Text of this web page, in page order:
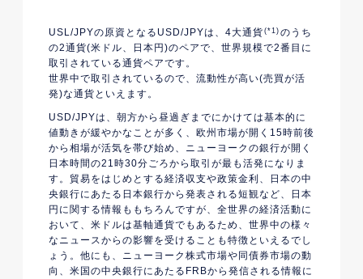
USL/JPYの原資となるUSD/JPYは、4大通貨 (*1) のうち
の2通貨(米ドル、日本円)のペアで、世界規模で2番目に
取引されている通貨ペアです。
世界中で取引されているので、流動性が高い(売買が活
発)な通貨といえます。
USD/JPYは、朝方から昼過ぎまでにかけては基本的に
値動きが緩やかなことが多く、欧州市場が開く15時前後
から相場が活気を帯び始め、ニューヨークの銀行が開く
日本時間の21時30分ごろから取引が最も活発になりま
す。貿易をはじめとする経済収支や政策金利、日本の中
央銀行にあたる日本銀行から発表される短観など、日本
円に関する情報ももちろんですが、全世界の経済活動に
おいて、米ドルは基軸通貨でもあるため、世界中の様々
なニュースからの影響を受けることも特徴といえるでし
ょう。他にも、ニューヨーク株式市場や同債券市場の動
向、米国の中央銀行にあたるFRBから発信される情報に